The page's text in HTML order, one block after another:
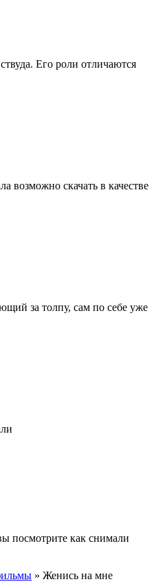
Его роли отличаются
возможно скачать в качестве
за толпу, сам по себе уже
посмотрите как снимали
» Женись на мне